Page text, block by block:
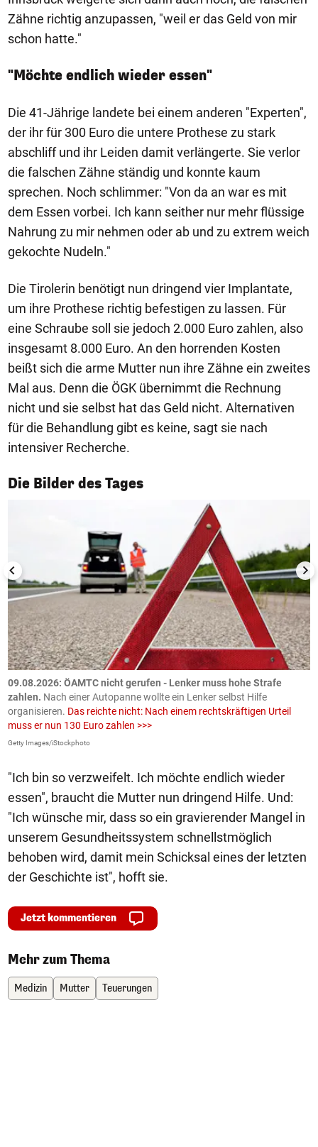
Zähne richtig anzupassen, "weil er das Geld von mir
schon hatte."
"Möchte endlich wieder essen"
Die 41-Jährige landete bei einem anderen "Experten",
der ihr für 300 Euro die untere Prothese zu stark
abschliff und ihr Leiden damit verlängerte. Sie verlor
die falschen Zähne ständig und konnte kaum
sprechen. Noch schlimmer: "Von da an war es mit
dem Essen vorbei. Ich kann seither nur mehr flüssige
Nahrung zu mir nehmen oder ab und zu extrem weich
gekochte Nudeln."
Die Tirolerin benötigt nun dringend vier Implantate,
um ihre Prothese richtig befestigen zu lassen. Für
eine Schraube soll sie jedoch 2.000 Euro zahlen, also
insgesamt 8.000 Euro. An den horrenden Kosten
beißt sich die arme Mutter nun ihre Zähne ein zweites
Mal aus. Denn die ÖGK übernimmt die Rechnung
nicht und sie selbst hat das Geld nicht. Alternativen
für die Behandlung gibt es keine, sagt sie nach
intensiver Recherche.
Die Bilder des Tages
1/50
09.08.2026: ÖAMTC nicht gerufen - Lenker muss hohe Strafe
zahlen. Nach einer Autopanne wollte ein Lenker selbst Hilfe
organisieren. Das reichte nicht: Nach einem rechtskräftigen Urteil
muss er nun 130 Euro zahlen >>>
Getty Images/iStockphoto
"Ich bin so verzweifelt. Ich möchte endlich wieder
essen", braucht die Mutter nun dringend Hilfe. Und:
"Ich wünsche mir, dass so ein gravierender Mangel in
unserem Gesundheitssystem schnellstmöglich
behoben wird, damit mein Schicksal eines der letzten
der Geschichte ist", hofft sie.
Jetzt kommentieren
Mehr zum Thema
Medizin Mutter Teuerungen